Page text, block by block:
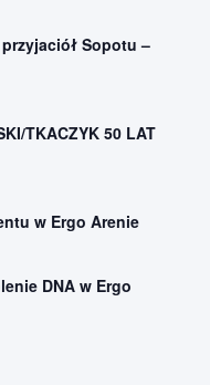
Sopotu –
TKACZYK 50 LAT
w Ergo Arenie
DNA w Ergo